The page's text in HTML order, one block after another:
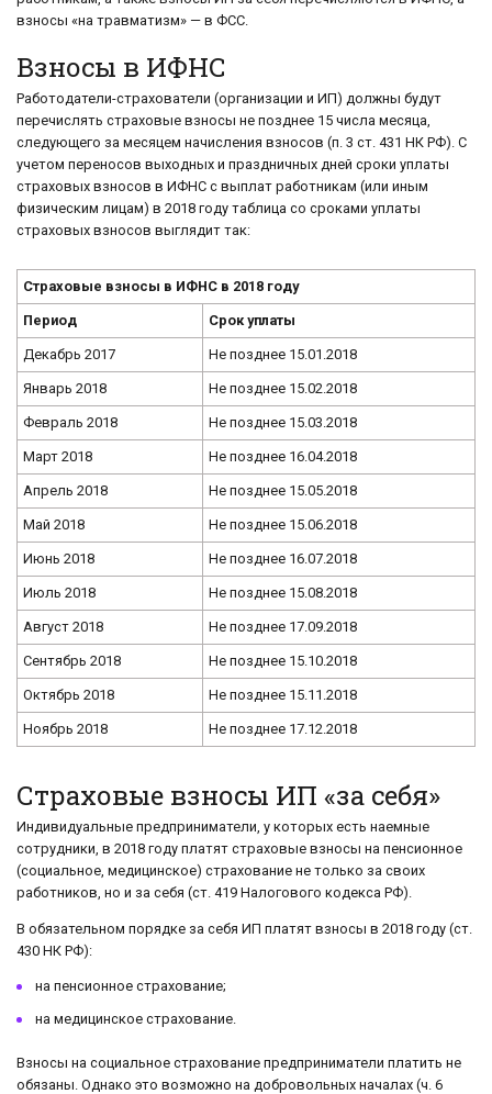
взносы «на травматизм» — в ФСС.
Взносы в ИФНС
Работодатели-страхователи (организации и ИП) должны будут
перечислять страховые взносы не позднее 15 числа месяца,
следующего за месяцем начисления взносов (п. 3 ст. 431 НК РФ). С
учетом переносов выходных и праздничных дней сроки уплаты
страховых взносов в ИФНС с выплат работникам (или иным
физическим лицам) в 2018 году таблица со сроками уплаты
страховых взносов выглядит так:
Страховые взносы в ИФНС в 2018 году
Период Срок уплаты
Декабрь 2017 Не позднее 15.01.2018
Январь 2018 Не позднее 15.02.2018
Февраль 2018 Не позднее 15.03.2018
Март 2018 Не позднее 16.04.2018
Апрель 2018 Не позднее 15.05.2018
Май 2018 Не позднее 15.06.2018
Июнь 2018 Не позднее 16.07.2018
Июль 2018 Не позднее 15.08.2018
Август 2018 Не позднее 17.09.2018
Сентябрь 2018 Не позднее 15.10.2018
Октябрь 2018 Не позднее 15.11.2018
Ноябрь 2018 Не позднее 17.12.2018
Страховые взносы ИП «за себя»
Индивидуальные предприниматели, у которых есть наемные
сотрудники, в 2018 году платят страховые взносы на пенсионное
(социальное, медицинское) страхование не только за своих
работников, но и за себя (ст. 419 Налогового кодекса РФ).
В обязательном порядке за себя ИП платят взносы в 2018 году (ст.
430 НК РФ):
на пенсионное страхование;
на медицинское страхование.
Взносы на социальное страхование предприниматели платить не
обязаны. Однако это возможно на добровольных началах (ч. 6